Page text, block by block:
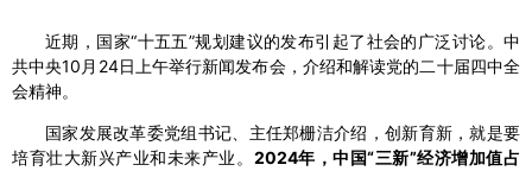
近期，国家“十五五”规划建议的发布引起了社会的广泛讨论。中
共中央10月24日上午举行新闻发布会，介绍和解读党的二十届四中全
会精神。
国家发展改革委党组书记、主任郑栅洁介绍，创新育新，就是要
培育壮大新兴产业和未来产业。 2024年，中国“三新”经济增加值占